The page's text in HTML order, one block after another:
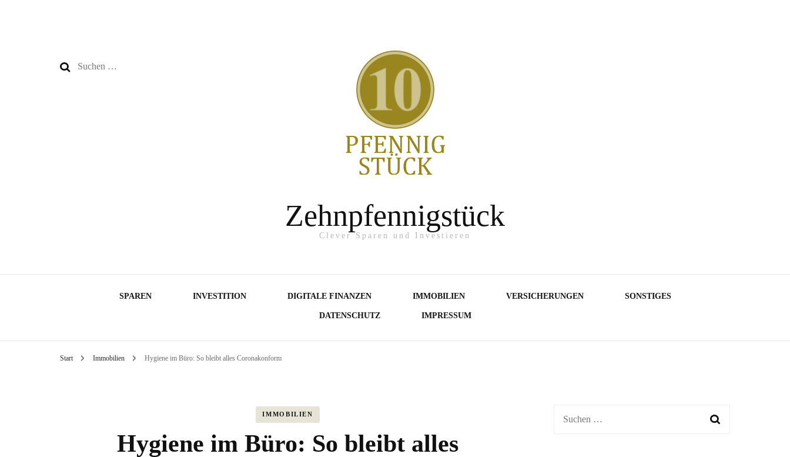
Suchen
Zehnpfennigstück
Clever Sparen und Investieren
SPAREN INVESTITION DIGITALE FINANZEN IMMOBILIEN VERSICHERUNGEN SONSTIGES
DATENSCHUTZ IMPRESSUM
Start Immobilien Hygiene im Büro: So bleibt alles Coronakonform
IMMOBILIEN
Hygiene im Büro: So bleibt alles
Suchen